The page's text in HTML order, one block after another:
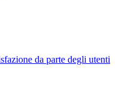
da parte degli utenti